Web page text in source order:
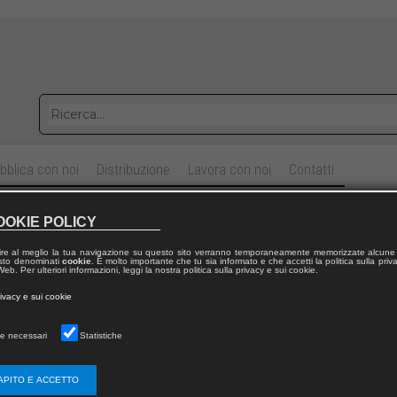
con noi Distribuzione Lavora con noi Contatti
per gli assistenti sociali nei Punti
BIELLONI
POLICY
al meglio la tua navigazione su questo sito verranno temporaneamente memorizzate alcune
denominati cookie. È molto importante che tu sia informato e che accetti la politica sulla
Per ulteriori informazioni, leggi la nostra politica sulla privacy e sui cookie.
e sui cookie
necessari Statistiche
E ACCETTO